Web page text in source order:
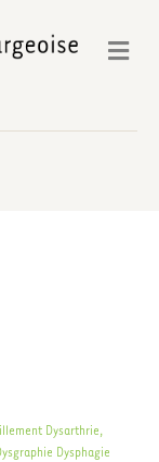
Dysarthrie,
Dysphagie